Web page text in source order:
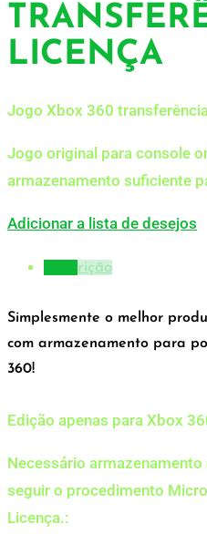
LICENÇA
Jogo Xbox 360
Jogo original para console
armazenamento suficiente
Adicionar a lista de desejos
Descrição
Simplesmente o melhor
com armazenamento para
360!
Edição apenas para Xbox
Necessário
seguir o procedimento
Licença.: